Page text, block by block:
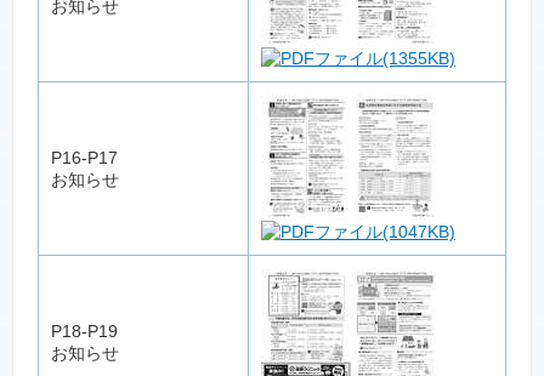
お知らせ
(1355KB)
P16-P17
お知らせ
(1047KB)
P18-P19
お知らせ